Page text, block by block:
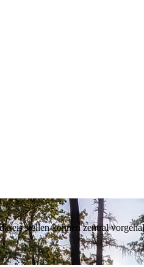
stellen können zentral